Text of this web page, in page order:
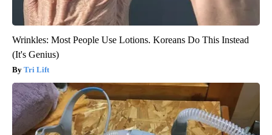
Wrinkles: Most People Use Lotions. Koreans Do This Instead
(It's Genius)
Tri Lift